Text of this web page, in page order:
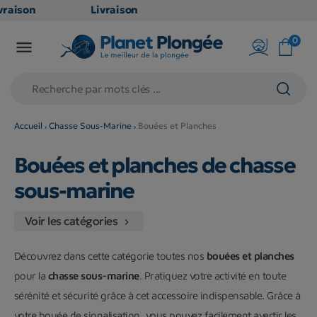
Livraison
en point
79€
(hors
long et
volumineux
: non
éligibles)
 0
Accueil Chasse Sous-Marine Bouées et Planches
Bouées et planches de chasse
sous-marine
Voir les catégories 
Découvrez dans cette catégorie toutes nos bouées et planches
pour la chasse sous-marine. Pratiquez votre activité en toute
sérénité et sécurité grâce à cet accessoire indispensable. Grâce à